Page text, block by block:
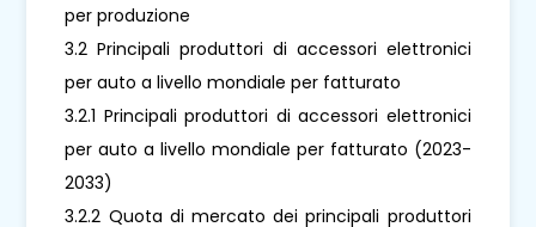
per produzione
3.2 Principali produttori di accessori elettronici
per auto a livello mondiale per fatturato
3.2.1 Principali produttori di accessori elettronici
per auto a livello mondiale per fatturato (2023-
2033)
3.2.2 Quota di mercato dei principali produttori